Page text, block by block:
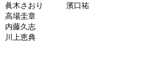
眞木さおり 濱口祐
高場圭章
内藤久志
川上恵典